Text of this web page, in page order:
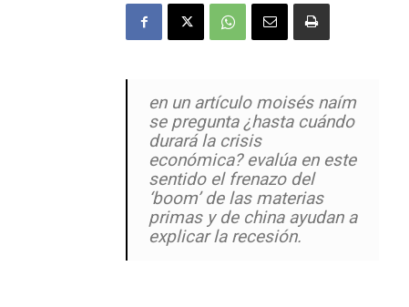
en un artículo moisés naím
se pregunta ¿hasta cuándo
durará la crisis
económica? evalúa en este
sentido el frenazo del
‘boom’ de las materias
primas y de china ayudan a
explicar la recesión.